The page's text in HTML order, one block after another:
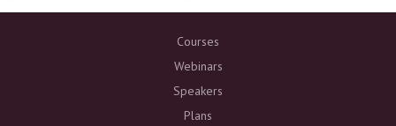
Courses
Webinars
Speakers
Plans